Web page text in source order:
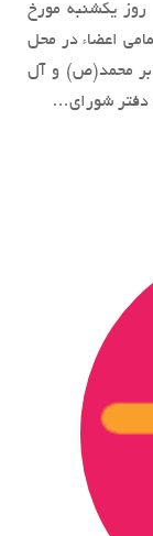
شورای اسلامی شهر قوچان راس ساعت 18:00 روز یکشنبه مورخ
و تمامی اعضاء در محل
بر محمد(ص) و آل
دفتر شورای…